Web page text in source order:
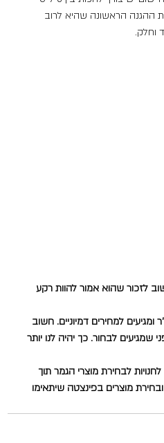
הראשונה שהיא לרוב
וחלק.
לזכור שהוא אמור להוות רקע
ב40 ש''ח למ''ר ומגיעים למחירים דמיוניים. חשוב
לבחור. כך יהיה לנו יותר
לחנויות לבחירת מוצרי הגמר תוך
מוצרים בפינצטה שיתאימו